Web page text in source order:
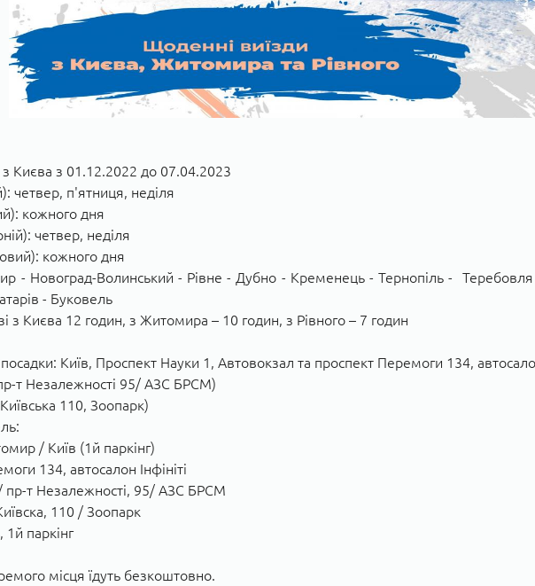
Києва з 01.12.2022 до 07.04.2023
четвер, п'ятниця, неділя
кожного дня
четвер, неділя
кожного дня
- Новоград-Волинський - Рівне - Дубно - Кременець - Тернопіль -
- Буковель
з Києва 12 годин, з Житомира – 10 годин, з Рівного – 7 годин
Київ, Проспект Науки 1, Автовокзал та проспект Перемоги 134, автосалон
т Незалежності 95/ АЗС БРСМ)
110, Зоопарк)
/ Київ (1й паркінг)
134, автосалон Інфініті
т Незалежності, 95/ АЗС БРСМ
110 / Зоопарк
паркінг
місця їдуть безкоштовно.